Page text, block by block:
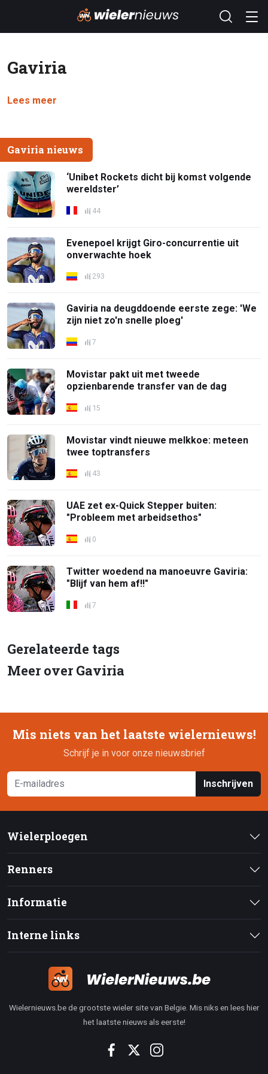
Gaviria
Lees meer
Gaviria nieuws
‘Unibet Rockets dicht bij komst volgende
wereldster’
44
Evenepoel krijgt Giro-concurrentie uit
onverwachte hoek
293
Gaviria na deugddoende eerste zege: 'We
zijn niet zo'n snelle ploeg'
7
Movistar pakt uit met tweede
opzienbarende transfer van de dag
15
Movistar vindt nieuwe melkkoe: meteen
twee toptransfers
43
UAE zet ex-Quick Stepper buiten:
"Probleem met arbeidsethos"
0
Twitter woedend na manoeuvre Gaviria:
"Blijf van hem af!!"
7
Gerelateerde tags
Meer over Gaviria
Mis niets van het laatste wielernieuws!
Schrijf je in voor onze nieuwsbrief
Inschrijven
Wielerploegen
Renners
Informatie
Interne links
Wielernieuws.be de grootste wieler site van Belgie. Mis niks en lees hier
het laatste nieuws als eerste!